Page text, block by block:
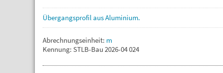
ÜbergangsprofilausAluminium.
Abrechnungseinheit: m
Kennung: STLB-Bau 2026-04 024